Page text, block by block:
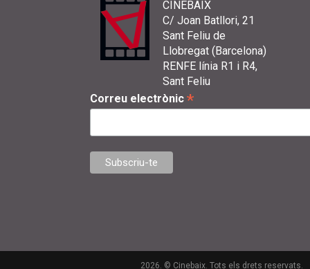
CINEBAIX
C/ Joan Batllori, 21
Sant Feliu de
Llobregat (Barcelona)
RENFE línia R1 i R4,
Sant Feliu
Correu electrònic *
2026. © Cinebaix. Tots els drets reservats.